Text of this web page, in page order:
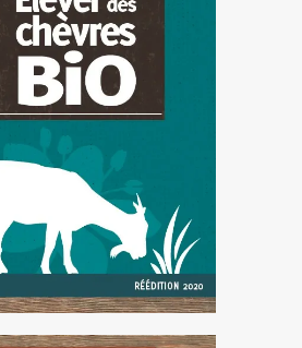
DES CHEVRES
BIO (2020)
et l’installation
bio demande de la
et du savoir-faire. Ce
40 pages développe
différentes étapes
à la réussite de son